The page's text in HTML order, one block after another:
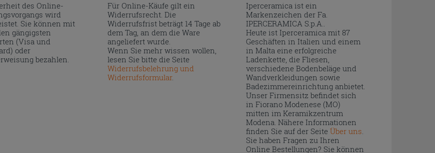
des Online-
wird
Sie können mit
gängigsten
(Visa und
oder
bezahlen.
Für Online-Käufe gilt ein
Widerrufsrecht. Die
Widerrufsfrist beträgt 14 Tage ab
dem Tag, an dem die Ware
angeliefert wurde.
Wenn Sie mehr wissen wollen,
lesen Sie bitte die Seite
Widerrufsbelehrung und
Widerrufsformular.
Iperceramica ist ein
Markenzeichen der Fa.
IPERCERAMICA S.p.A..
Heute ist Iperceramica mit 87
Geschäften in Italien und einem
in Malta eine erfolgreiche
Ladenkette, die Fliesen,
verschiedene Bodenbeläge und
Wandverkleidungen sowie
Badezimmereinrichtung anbietet.
Unser Firmensitz befindet sich
in Fiorano Modenese (MO)
mitten im Keramikzentrum
Modena. Nähere Informationen
finden Sie auf der Seite Über uns.
Sie haben Fragen zu Ihren
Online Bestellungen? Sie können